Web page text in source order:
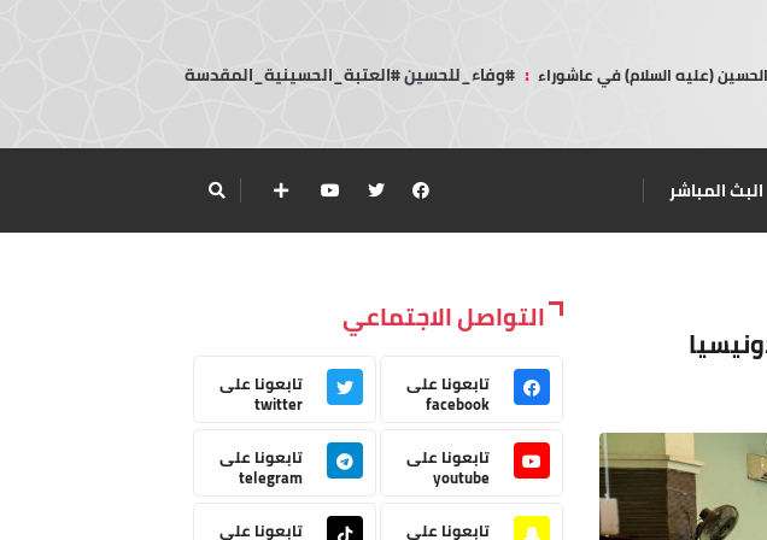
(عليه السلام) في عاشوراء : #وفاء_للحسين #العتبة_الحسينية_المقدسة
البث المباشر
التواصل الاجتماعي
تابعونا على
facebook
تابعونا على
twitter
تابعونا على
youtube
تابعونا على
telegram
تابعونا على
تابعونا على